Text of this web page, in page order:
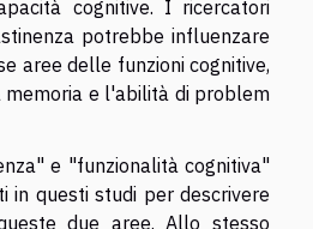
cognitive. I ricercatori
potrebbe influenzare
aree delle funzioni cognitive,
e l'abilità di problem
e "funzionalità cognitiva"
in questi studi per descrivere
due aree. Allo stesso